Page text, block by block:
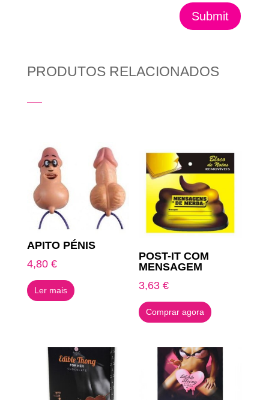
Submit
PRODUTOS RELACIONADOS
APITO PÉNIS
4,80 €
Ler mais
POST-IT COM
MENSAGEM
3,63€
Comprar agora